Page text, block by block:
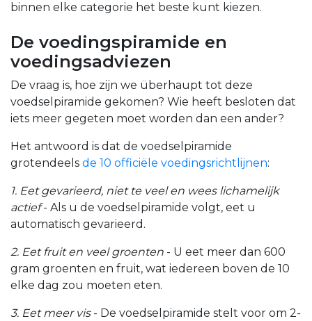
binnen elke categorie het beste kunt kiezen.
De voedingspiramide en
voedingsadviezen
De vraag is, hoe zijn we überhaupt tot deze
voedselpiramide gekomen? Wie heeft besloten dat
iets meer gegeten moet worden dan een ander?
Het antwoord is dat de voedselpiramide
grotendeels de 10 officiële voedingsrichtlijnen:
1. Eet gevarieerd, niet te veel en wees lichamelijk
actief- Als u de voedselpiramide volgt, eet u
automatisch gevarieerd.
2. Eet fruit en veel groenten - U eet meer dan 600
gram groenten en fruit, wat iedereen boven de 10
elke dag zou moeten eten.
3. Eet meer vis- De voedselpiramide stelt voor om 2-